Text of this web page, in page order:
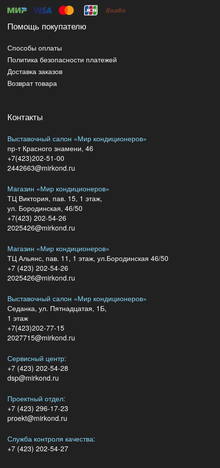
Помощь покупателю
Способы оплаты
Политика безопасности платежей
Доставка заказов
Возврат товара
Контакты
Выставочный салон «Мир кондиционеров»
пр-т Красного знамени, 46
+7(423)202-51-00
2442663@mirkond.ru
Магазин «Мир кондиционеров»
ТЦ Виктория, пав. 15, 1 этаж,
ул. Бородинская, 46/50
+7(423) 202-54-26
2025426@mirkond.ru
Магазин «Мир кондиционеров»
ТЦ Альянс, пав. 11, 1 этаж, ул.Бородинская 46/50
+7 (423) 202-54-26
2025426@mirkond.ru
Выставочный салон «Мир кондиционеров»
Седанка, ул. Пятнадцатая, 1Б,
1 этаж
+7(423)202-77-15
2027715@mirkond.ru
Сервисный центр:
+7 (423) 202-54-28
dsp@mirkond.ru
Проектный отдел:
+7 (423) 296-17-23
proekt@mirkond.ru
Служба контроля качества:
+7 (423) 202-54-27